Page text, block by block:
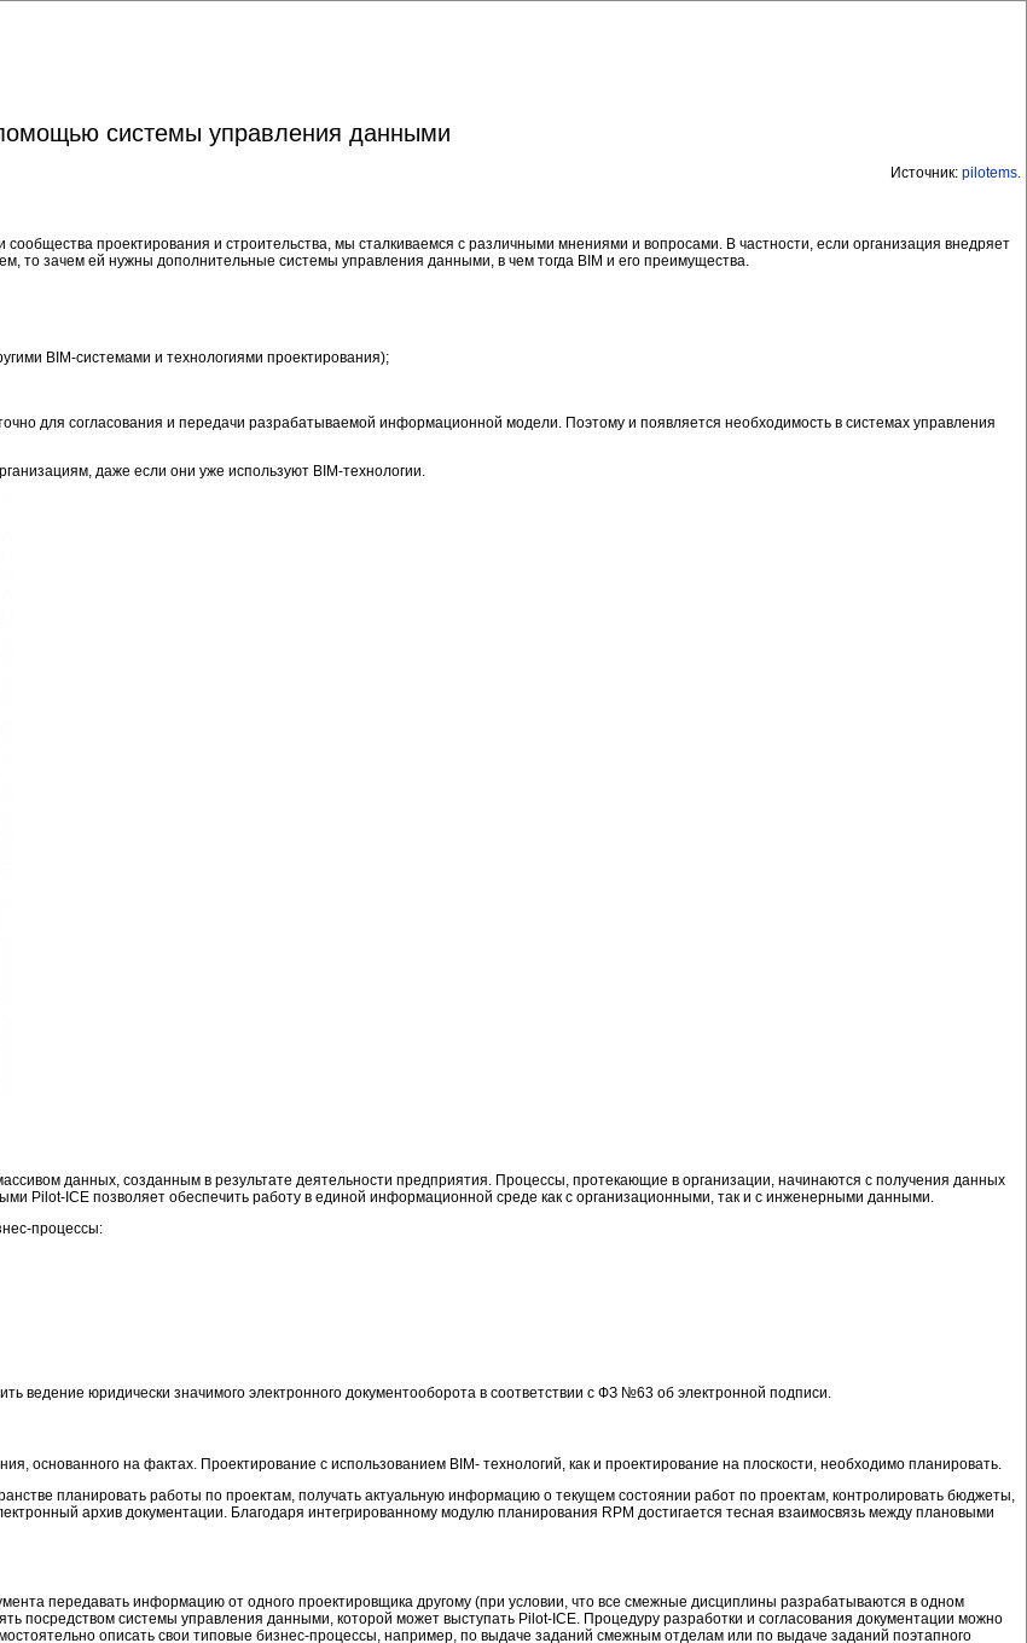
системы управления данными
Источник: pilotems
проектирования и строительства, мы сталкиваемся с различными мнениями и вопросами. В частности, если организация внедряет
то зачем ей нужны дополнительные системы управления данными, в чем тогда BIM и его преимущества.
BIM-системами и технологиями проектирования);
для согласования и передачи разрабатываемой информационной модели. Поэтому и появляется необходимость в системах управления
даже если они уже используют BIM-технологии.
данных, созданным в результате деятельности предприятия. Процессы, протекающие в организации, начинаются с получения данных
Pilot-ICE позволяет обеспечить работу в единой информационной среде как с организационными, так и с инженерными данными.
процессы:
ведение юридически значимого электронного документооборота в соответствии с ФЗ №63 об электронной подписи.
основанного на фактах. Проектирование с использованием BIM- технологий, как и проектирование на плоскости, необходимо планировать.
планировать работы по проектам, получать актуальную информацию о текущем состоянии работ по проектам, контролировать бюджеты,
архив документации. Благодаря интегрированному модулю планирования RPM достигается тесная взаимосвязь между плановыми
передавать информацию от одного проектировщика другому (при условии, что все смежные дисциплины разрабатываются в одном
посредством системы управления данными, которой может выступать Pilot-ICE. Процедуру разработки и согласования документации можно
описать свои типовые бизнес-процессы, например, по выдаче заданий смежным отделам или по выдаче заданий поэтапного